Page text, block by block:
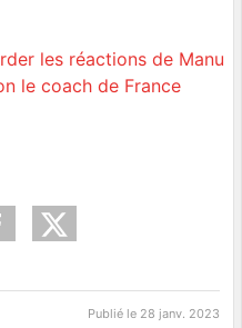
les réactions de Manu
le coach de France
Publié le 28 janv. 2023